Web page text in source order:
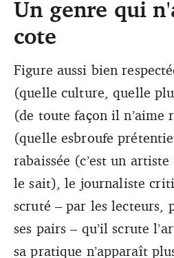
Un genre qui
cote
Figure aussi bien
(quelle culture, quelle
(de toute façon il n’aime
(quelle esbroufe
rabaissée (c’est un
le sait), le journaliste
scruté – par les lecteurs,
ses pairs – qu’il scrute
sa pratique n’apparaît